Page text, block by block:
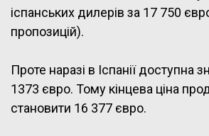
іспанських дилерів за 17 750
пропозицій).
Проте наразі в Іспанії доступна
1373 євро. Тому кінцева ціна
становити 16 377 євро.